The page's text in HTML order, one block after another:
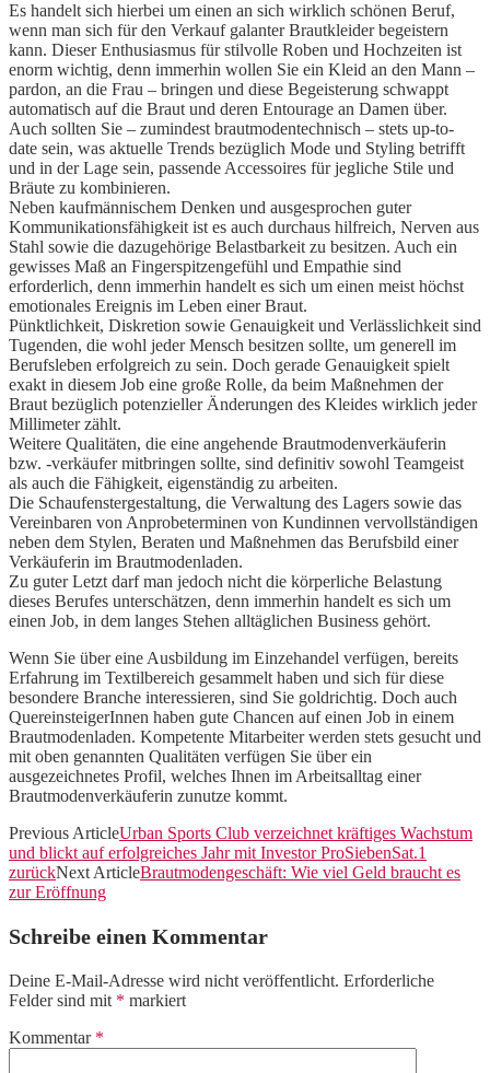
Es handelt sich hierbei um einen an sich wirklich schönen Beruf,
wenn man sich für den Verkauf galanter Brautkleider begeistern
kann. Dieser Enthusiasmus für stilvolle Roben und Hochzeiten ist
enorm wichtig, denn immerhin wollen Sie ein Kleid an den Mann –
pardon, an die Frau – bringen und diese Begeisterung schwappt
automatisch auf die Braut und deren Entourage an Damen über.
Auch sollten Sie – zumindest brautmodentechnisch – stets up-to-
date sein, was aktuelle Trends bezüglich Mode und Styling betrifft
und in der Lage sein, passende Accessoires für jegliche Stile und
Bräute zu kombinieren.
Neben kaufmännischem Denken und ausgesprochen guter
Kommunikationsfähigkeit ist es auch durchaus hilfreich, Nerven aus
Stahl sowie die dazugehörige Belastbarkeit zu besitzen. Auch ein
gewisses Maß an Fingerspitzengefühl und Empathie sind
erforderlich, denn immerhin handelt es sich um einen meist höchst
emotionales Ereignis im Leben einer Braut.
Pünktlichkeit, Diskretion sowie Genauigkeit und Verlässlichkeit sind
Tugenden, die wohl jeder Mensch besitzen sollte, um generell im
Berufsleben erfolgreich zu sein. Doch gerade Genauigkeit spielt
exakt in diesem Job eine große Rolle, da beim Maßnehmen der
Braut bezüglich potenzieller Änderungen des Kleides wirklich jeder
Millimeter zählt.
Weitere Qualitäten, die eine angehende Brautmodenverkäuferin
bzw. -verkäufer mitbringen sollte, sind definitiv sowohl Teamgeist
als auch die Fähigkeit, eigenständig zu arbeiten.
Die Schaufenstergestaltung, die Verwaltung des Lagers sowie das
Vereinbaren von Anprobeterminen von Kundinnen vervollständigen
neben dem Stylen, Beraten und Maßnehmen das Berufsbild einer
Verkäuferin im Brautmodenladen.
Zu guter Letzt darf man jedoch nicht die körperliche Belastung
dieses Berufes unterschätzen, denn immerhin handelt es sich um
einen Job, in dem langes Stehen alltäglichen Business gehört.
Wenn Sie über eine Ausbildung im Einzehandel verfügen, bereits
Erfahrung im Textilbereich gesammelt haben und sich für diese
besondere Branche interessieren, sind Sie goldrichtig. Doch auch
QuereinsteigerInnen haben gute Chancen auf einen Job in einem
Brautmodenladen. Kompetente Mitarbeiter werden stets gesucht und
mit oben genannten Qualitäten verfügen Sie über ein
ausgezeichnetes Profil, welches Ihnen im Arbeitsalltag einer
Brautmodenverkäuferin zunutze kommt.
Previous ArticleUrban Sports Club verzeichnet kräftiges Wachstum
und blickt auf erfolgreiches Jahr mit Investor ProSiebenSat.1
zurückNext ArticleBrautmodengeschäft: Wie viel Geld braucht es
zur Eröffnung
Schreibe einen Kommentar
Deine E-Mail-Adresse wird nicht veröffentlicht. Erforderliche
Felder sind mit * markiert
Kommentar *